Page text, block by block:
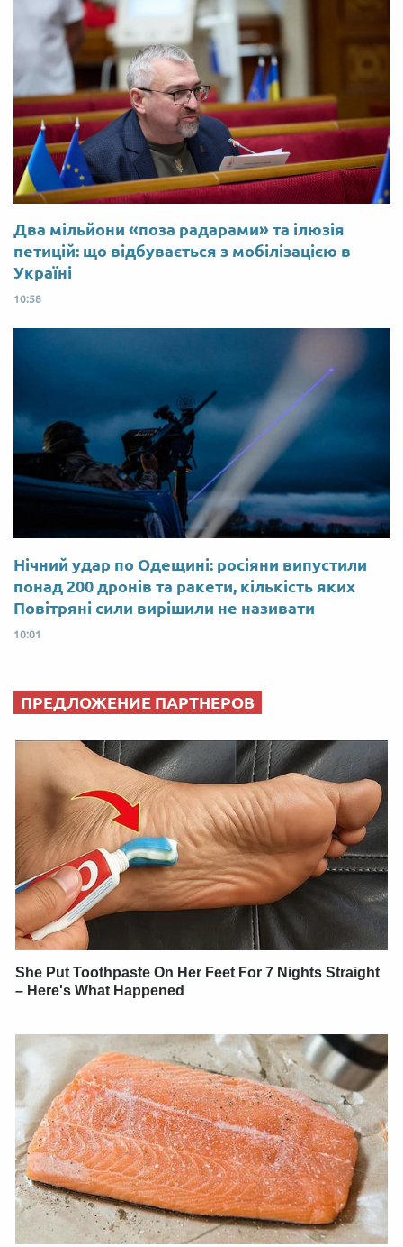
Два мільйони «поза радарами» та ілюзія
петицій: що відбувається з мобілізацією в
Україні
10:58
Нічний удар по Одещині: росіяни випустили
понад 200 дронів та ракети, кількість яких
Повітряні сили вирішили не називати
10:01
ПРЕДЛОЖЕНИЕ ПАРТНЕРОВ
She Put Toothpaste On Her Feet For 7 Nights Straight
– Here's What Happened